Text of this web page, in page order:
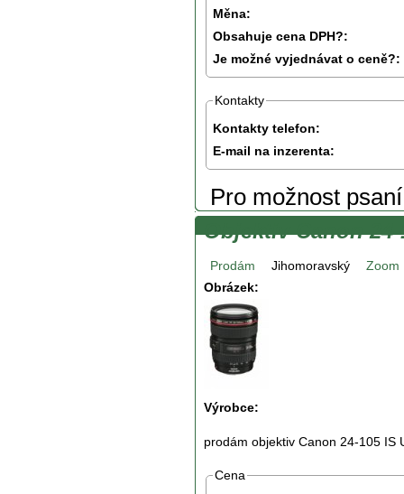
Měna:
Obsahuje cena DPH?:
Je možné vyjednávat o ceně?:
Kontakty
Kontakty telefon:
E-mail na inzerenta:
Pro možnost
Objektiv Canon 24-
Prodám Jihomoravský
Zoom
Obrázek:
Výrobce:
prodám objektiv Canon 24-105 IS
Cena